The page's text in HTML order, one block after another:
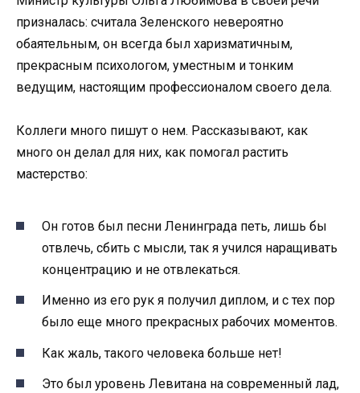
призналась: считала Зеленского невероятно
обаятельным, он всегда был харизматичным,
прекрасным психологом, уместным и тонким
ведущим, настоящим профессионалом своего дела.
Коллеги много пишут о нем. Рассказывают, как
много он делал для них, как помогал растить
мастерство:
Он готов был песни Ленинграда петь, лишь бы
отвлечь, сбить с мысли, так я учился наращивать
концентрацию и не отвлекаться.
Именно из его рук я получил диплом, и с тех пор
было еще много прекрасных рабочих моментов.
Как жаль, такого человека больше нет!
Это был уровень Левитана на современный лад,